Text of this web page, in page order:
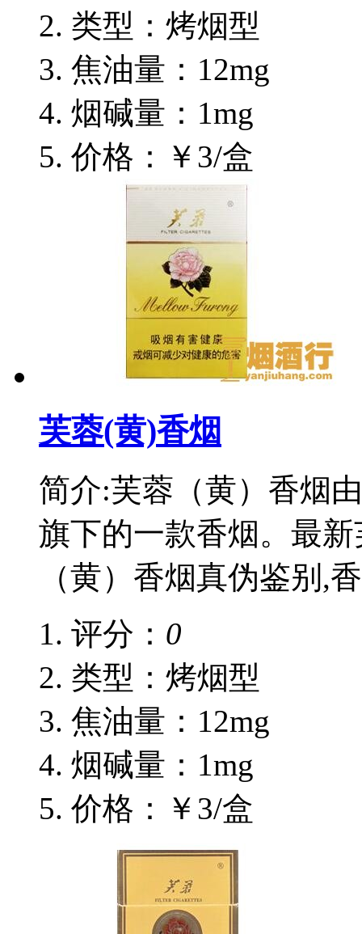
类型：烤烟型
焦油量：12mg
烟碱量：1mg
价格：￥3/盒
芙蓉(黄)香烟
简介:芙蓉（黄）香烟
旗下的一款香烟。最
（黄）香烟真伪鉴别,
评分： 0
类型：烤烟型
焦油量：12mg
烟碱量：1mg
价格：￥3/盒